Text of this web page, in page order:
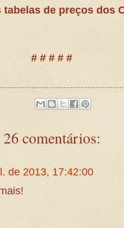
tabelas de preços dos
# # # # #
26 comentários:
de 2013, 17:42:00